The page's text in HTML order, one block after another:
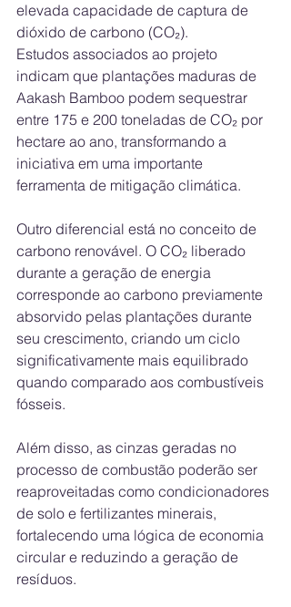
elevada capacidade de captura de
dióxido de carbono (CO₂).
Estudos associados ao projeto
indicam que plantações maduras de
Aakash Bamboo podem sequestrar
entre 175 e 200 toneladas de CO₂ por
hectare ao ano, transformando a
iniciativa em uma importante
ferramenta de mitigação climática.
Outro diferencial está no conceito de
carbono renovável. O CO₂ liberado
durante a geração de energia
corresponde ao carbono previamente
absorvido pelas plantações durante
seu crescimento, criando um ciclo
significativamente mais equilibrado
quando comparado aos combustíveis
fósseis.
Além disso, as cinzas geradas no
processo de combustão poderão ser
reaproveitadas como condicionadores
de solo e fertilizantes minerais,
fortalecendo uma lógica de economia
circular e reduzindo a geração de
resíduos.